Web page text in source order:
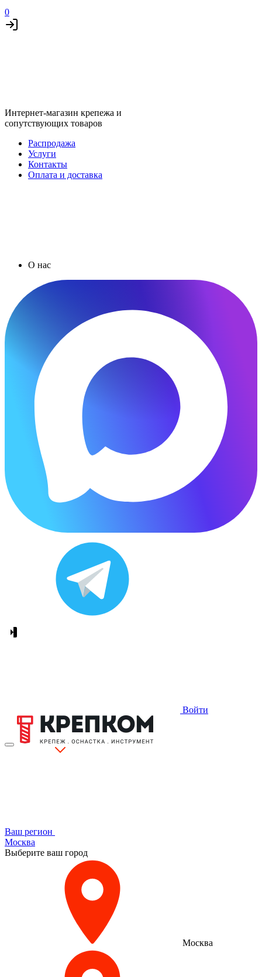
0
Интернет-магазин крепежа и
сопутствующих товаров
Распродажа
Услуги
Контакты
Оплата и доставка
О нас
Войти
Ваш регион
Москва
Выберите ваш город
Москва